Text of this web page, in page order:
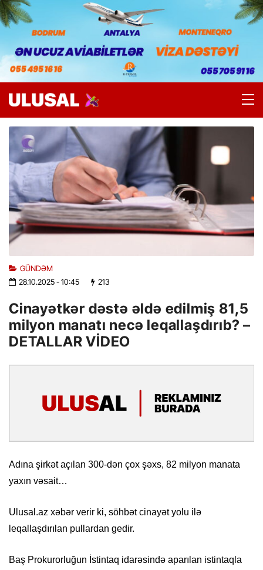
GÜNDƏM
28.10.2025- 10:45 213
Cinayətkər dəstə əldə edilmiş 81,5
milyon manatı necə leqallaşdırıb? –
DETALLAR VİDEO
Adına şirkət açılan 300-dən çox şəxs, 82 milyon manata
yaxın vəsait…
Ulusal.az xəbər verir ki, söhbət cinayət yolu ilə
leqallaşdırılan pullardan gedir.
Baş Prokurorluğun İstintaq idarəsində aparılan istintaqla